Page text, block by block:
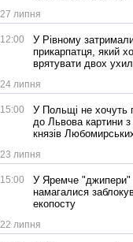
27 липня
12:00
У Рівному
прикарпатця, який
врятувати двох
24 липня
15:00
У Польщі не хочуть
до Львова картини з
князів
23 липня
15:00
У Яремче "джипери"
намагалися
екопосту
22 липня